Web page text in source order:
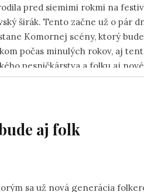
pred siemimi rokmi na
širák. Tento začne už o pár
Komornej scény, ktorý
počas minulých rokov, aj
pesničkárstva a folku aj
aj folk
sa už nová generácia